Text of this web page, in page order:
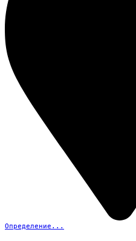
Определение...